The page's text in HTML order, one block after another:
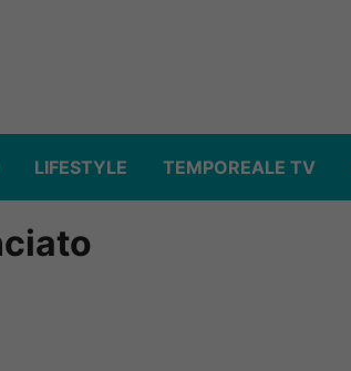
LIFESTYLE TEMPOREALE TV